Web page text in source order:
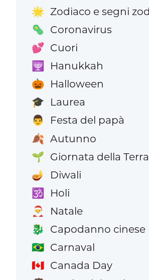
🌟 Zodiaco e segni
🦠 Coronavirus
💕 Cuori
🕎 Hanukkah
🎃 Halloween
🎓 Laurea
👨 Festa del papà
🍂 Autunno
🌱 Giornata della Terra
🪔 Diwali
🕉️ Holi
🎅 Natale
🐉 Capodanno cinese
🇧🇷 Carnaval
🇨🇦 Canada Day